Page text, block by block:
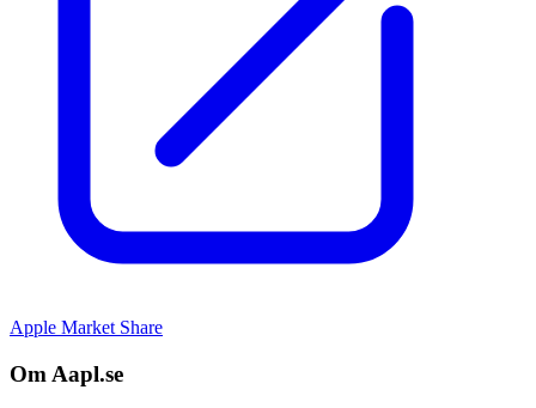
Apple Market Share
Om Aapl.se